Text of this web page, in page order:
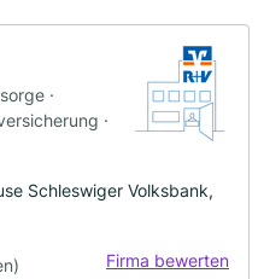
·
·
Schleswiger Volksbank,
Firma bewerten